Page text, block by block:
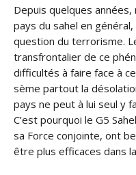
Depuis quelques
pays du sahel en
question du terrorisme.
transfrontalier de ce
difficultés à faire face à
sème partout la
pays ne peut à lui seul y
C’est pourquoi le G5
sa Force conjointe, ont
être plus efficaces dans